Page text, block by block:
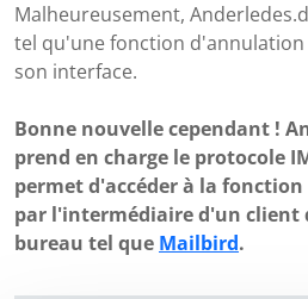
Malheureusement,
tel qu'une fonction d'annulation
son interface.
Bonne nouvelle cependant !
prend en charge le protocole
permet d'accéder à la
par l'intermédiaire d'un client
bureau tel que Mailbird.